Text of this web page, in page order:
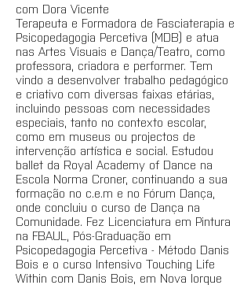
com Dora Vicente
Terapeuta e Formadora de Fasciaterapia e
Psicopedagogia Percetiva (MDB) e atua
nas Artes Visuais e Dança/Teatro, como
professora, criadora e performer. Tem
vindo a desenvolver trabalho pedagógico
e criativo com diversas faixas etárias,
incluindo pessoas com necessidades
especiais, tanto no contexto escolar,
como em museus ou projectos de
intervenção artística e social. Estudou
ballet da Royal Academy of Dance na
Escola Norma Croner, continuando a sua
formação no c.e.m e no Fórum Dança,
onde concluiu o curso de Dança na
Comunidade. Fez Licenciatura em Pintura
na FBAUL, Pós-Graduação em
Psicopedagogia Percetiva - Método Danis
Bois e o curso Intensivo Touching Life
Within com Danis Bois, em Nova Iorque